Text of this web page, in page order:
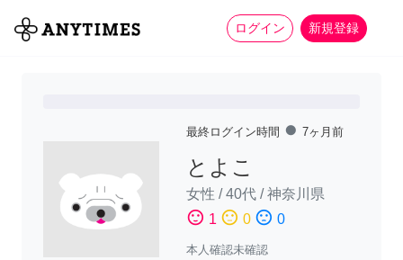
ログイン 新規登録
全て 家事 more_horiz
最終ログイン時間 fiber_manual_record 7ヶ月前
とよこ
女性 /40代 /神奈川県
sentiment_satisfied 1 sentiment_neutral 0 sentiment_dissatisfied 0
本人確認未確認